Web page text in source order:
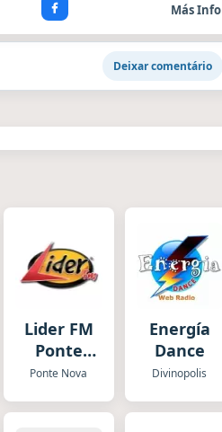
Más Info
Deixar comentário
Lider FM
Ponte
Nova
Ponte Nova
Energía
Dance
Divinopolis